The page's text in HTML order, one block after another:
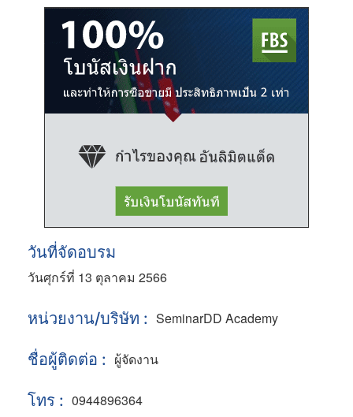
วันที่จัดอบรม
วันศุกร์ที่ 13 ตุลาคม 2566
หน่วยงาน/บริษัท : SeminarDD Academy
ชื่อผู้ติดต่อ : ผู้จัดงาน
โทร : 0944896364